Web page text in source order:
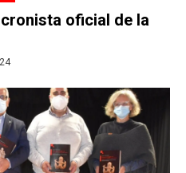
oficial de la